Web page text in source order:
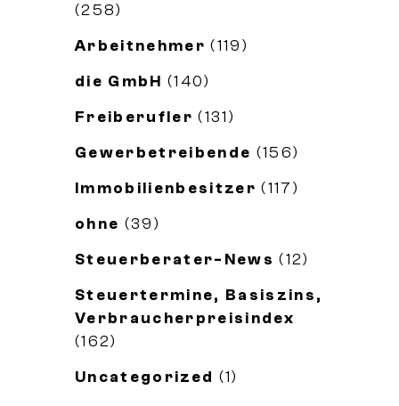
(258)
Arbeitnehmer (119)
die GmbH (140)
Freiberufler (131)
Gewerbetreibende (156)
Immobilienbesitzer (117)
ohne (39)
Steuerberater-News (12)
Steuertermine, Basiszins,
Verbraucherpreisindex
(162)
Uncategorized (1)